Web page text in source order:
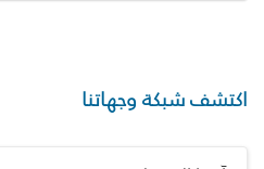
اكتشف شبكة وجهاتنا